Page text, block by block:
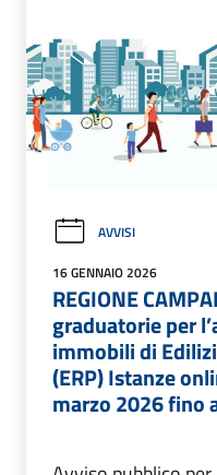
AVVISI
16 GENNAIO 2026
REGIONE
graduatorie per
immobili di
(ERP) Istanze
marzo 2026 fino